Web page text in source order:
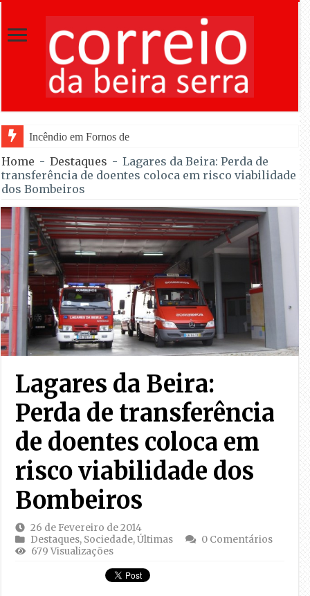
Incêndio em Fornos de Algodres reacende após ter entrado e
Home - Destaques - Lagares da Beira: Perda de
transferência de doentes coloca em risco viabilidade
dos Bombeiros
Lagares da Beira:
Perda de transferência
de doentes coloca em
risco viabilidade dos
Bombeiros
26 de Fevereiro de 2014
Destaques, Sociedade,Últimas
0 Comentários
679 Visualizações